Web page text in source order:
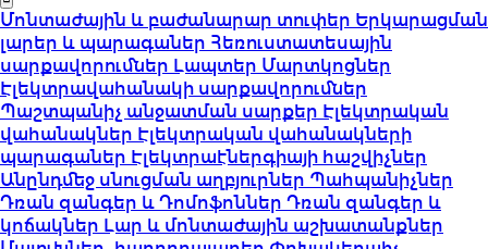
Մոնտաժային և բաժանարար տուփեր Երկարացման
լարեր և պարագաներ Հեռուստատեսային
սարքավորումներ Լապտեր Մարտկոցներ
Էլեկտրավահանակի սարքավորումներ
Պաշտպանիչ անջատման սարքեր Էլեկտրական
վահանակներ Էլեկտրական վահանակների
պարագաներ Էլեկտրաէներգիայի հաշվիչներ
Անընդմեջ սնուցման աղբյուրներ Պահպանիչներ
Դռան զանգեր և Դոմոֆոններ Դռան զանգեր և
կոճակներ Լար և մոնտաժային աշխատանքներ